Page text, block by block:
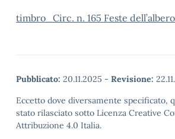
timbro_Circ. n. 165 Feste dell’albero
Pubblicato: 20.11.2025 - Revisione:
Eccetto dove diversamente specificato,
stato rilasciato sotto Licenza Creative
Attribuzione 4.0 Italia.